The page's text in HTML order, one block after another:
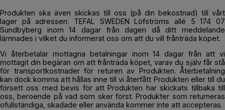
Produkten ska även skickas till oss (på din bekostnad) till vårt
lager på adressen: TEFAL SWEDEN Löfströms allé 5 174 07
Sundbyberg inom 14 dagar från dagen då ditt meddelande
lämnades i vilket du informerat oss om att du vill frånträda köpet.
Vi återbetalar mottagna betalningar inom 14 dagar från att vi
mottagit din begäran om att frånträda köpet, varav du själv får stå
för transportkostnader för returen av Produkten. Återbetalning
kan dock komma att hållas inne till vi återfått Produkten eller till du
försett oss med bevis för att Produkten har skickats tillbaka till
oss, beroende på vad som sker först. Produkter som returneras
ofullständiga, skadade eller använda kommer inte att accepteras.